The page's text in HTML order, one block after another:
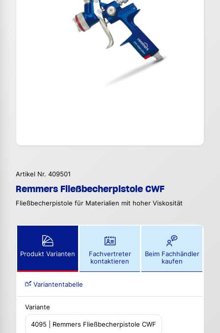
Artikel Nr. 409501
Remmers Fließbecherpistole CWF
Fließbecherpistole für Materialien mit hoher Viskosität
Produkt Varianten
Fachvertreter
kontaktieren
Beim Fachhändler
kaufen
Variantentabelle
Variante
4095 | Remmers Fließbecherpistole CWF